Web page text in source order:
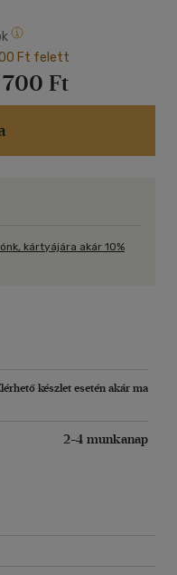
gondokról és
arra, járjuk körbe
egy műfaj újjáéledt.
ezt a
formájában
Ft felett
Ft
kártyájára akár 10%
készlet esetén akár ma
2-4 munkanap